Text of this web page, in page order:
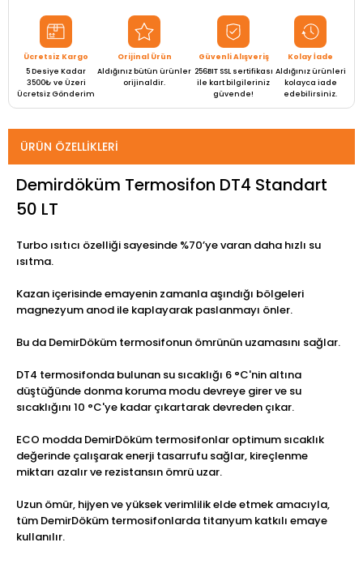
Ücretsiz Kargo
5 Desiye Kadar
3500₺ ve Üzeri
Ücretsiz Gönderim
Orijinal Ürün
Aldığınız bütün ürünler
orijinaldir.
Güvenli Alışveriş
256BIT SSL sertifikası
ile kart bilgileriniz
güvende!
Kolay İade
Aldığınız ürünleri
kolayca iade
edebilirsiniz.
ÜRÜN ÖZELLIKLERI
Demirdöküm Termosifon DT4 Standart
50 LT
Turbo ısıtıcı özelliği sayesinde %70’ye varan daha hızlı su
ısıtma.
Kazan içerisinde emayenin zamanla aşındığı bölgeleri
magnezyum anod ile kaplayarak paslanmayı önler.
Bu da DemirDöküm termosifonun ömrünün uzamasını sağlar.
DT4 termosifonda bulunan su sıcaklığı 6 °C'nin altına
düştüğünde donma koruma modu devreye girer ve su
sıcaklığını 10 °C'ye kadar çıkartarak devreden çıkar.
ECO modda DemirDöküm termosifonlar optimum sıcaklık
değerinde çalışarak enerji tasarrufu sağlar, kireçlenme
miktarı azalır ve rezistansın ömrü uzar.
Uzun ömür, hijyen ve yüksek verimlilik elde etmek amacıyla,
tüm DemirDöküm termosifonlarda titanyum katkılı emaye
kullanılır.